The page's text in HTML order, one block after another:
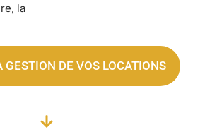
la
GESTION DE VOS LOCATIONS